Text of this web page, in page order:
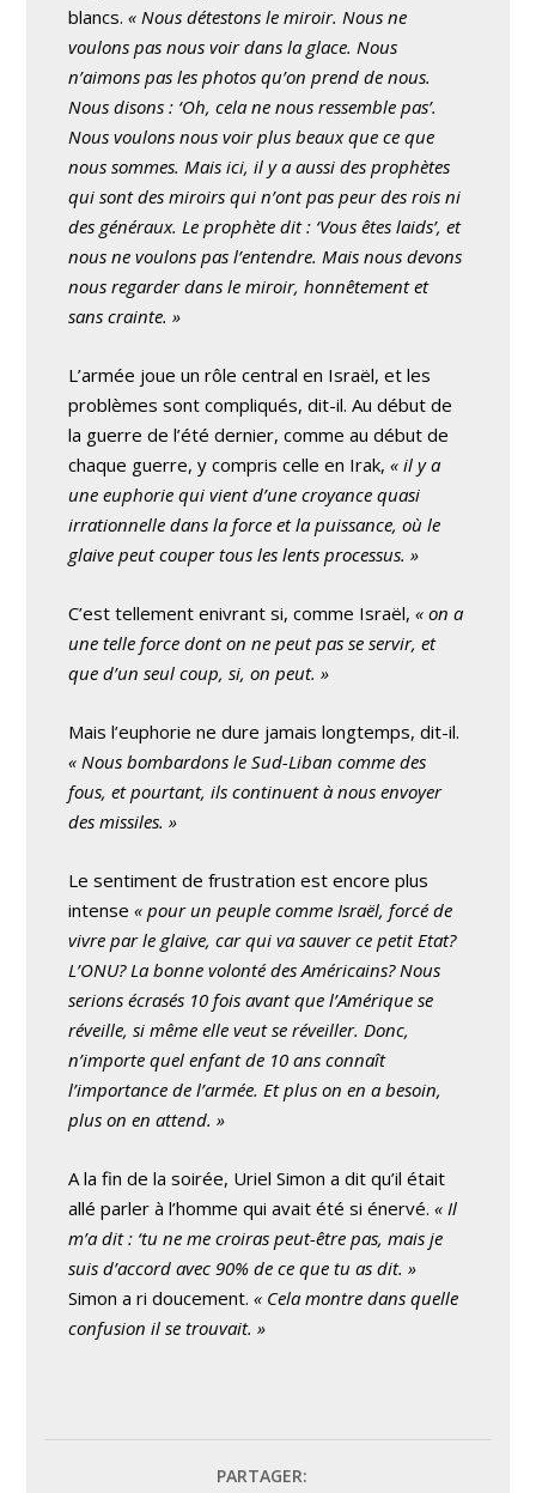
blancs.« Nous détestons le miroir. Nous ne
voulons pas nous voir dans la glace. Nous
n’aimons pas les photos qu’on prend de nous.
Nous disons : ‘Oh, cela ne nous ressemble pas’.
Nous voulons nous voir plus beaux que ce que
nous sommes. Mais ici, il y a aussi des prophètes
qui sont des miroirs qui n’ont pas peur des rois ni
des généraux. Le prophète dit : ‘Vous êtes laids’, et
nous ne voulons pas l’entendre. Mais nous devons
nous regarder dans le miroir, honnêtement et
sans crainte. »
L’armée joue un rôle central en Israël, et les
problèmes sont compliqués, dit-il. Au début de
la guerre de l’été dernier, comme au début de
chaque guerre, y compris celle en Irak,« il y a
une euphorie qui vient d’une croyance quasi
irrationnelle dans la force et la puissance, où le
glaive peut couper tous les lents processus. »
C’est tellement enivrant si, comme Israël,« on a
une telle force dont on ne peut pas se servir, et
que d’un seul coup, si, on peut. »
Mais l’euphorie ne dure jamais longtemps, dit-il.
« Nous bombardons le Sud-Liban comme des
fous, et pourtant, ils continuent à nous envoyer
des missiles. »
Le sentiment de frustration est encore plus
intense« pour un peuple comme Israël, forcé de
vivre par le glaive, car qui va sauver ce petit Etat?
L’ONU? La bonne volonté des Américains? Nous
serions écrasés 10 fois avant que l’Amérique se
réveille, si même elle veut se réveiller. Donc,
n’importe quel enfant de 10 ans connaît
l’importance de l’armée. Et plus on en a besoin,
plus on en attend. »
A la fin de la soirée, Uriel Simon a dit qu’il était
allé parler à l’homme qui avait été si énervé.« Il
m’a dit : ‘tu ne me croiras peut-être pas, mais je
suis d’accord avec 90% de ce que tu as dit. »
Simon a ri doucement.« Cela montre dans quelle
confusion il se trouvait. »
PARTAGER: